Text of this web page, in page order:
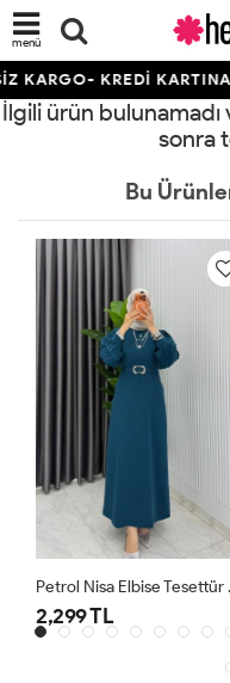
menü
KARGO- KREDİ
İlgili ürün bulunamadı
sonra
Bu
2,299 TL